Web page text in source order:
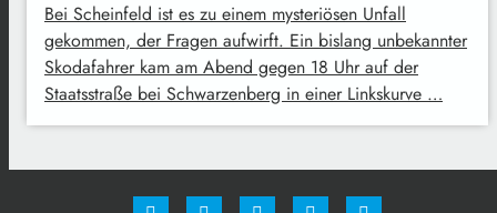
Bei Scheinfeld ist es zu einem mysteriösen Unfall
gekommen, der Fragen aufwirft. Ein bislang unbekannter
Skodafahrer kam am Abend gegen 18 Uhr auf der
Staatsstraße bei Schwarzenberg in einer Linkskurve …